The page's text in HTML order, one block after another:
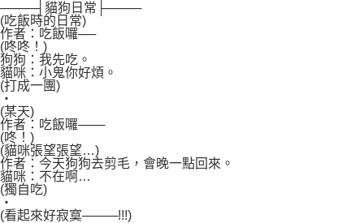
────┤貓狗日常├────
(吃飯時的日常)
作者：吃飯囉──
(咚咚！)
狗狗：我先吃。
貓咪：小鬼你好煩。
(打成一團)
‧
(某天)
作者：吃飯囉───
(咚！)
(貓咪張望張望…)
作者：今天狗狗去剪毛，會晚一點回來。
貓咪：不在啊…
(獨自吃)
‧
(看起來好寂寞────!!!)